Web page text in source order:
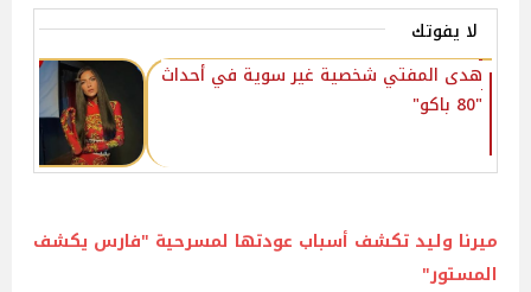
لا يفوتك
هدى المفتي شخصية غير سوية في أحداث
"80 باكو"
ميرنا وليد تكشف أسباب عودتها لمسرحية "فارس يكشف
المستور"